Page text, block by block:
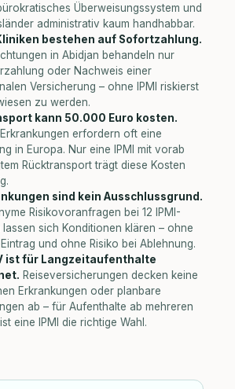
Überweisungssystem und
administrativ kaum handhabbar.
bestehen auf Sofortzahlung.
in Abidjan behandeln nur
oder Nachweis einer
Versicherung – ohne IPMI riskierst
zu werden.
kann 50.000 Euro kosten.
erfordern oft eine
in Europa. Nur eine IPMI mit vorab
Rücktransport trägt diese Kosten
sind kein Ausschlussgrund.
Risikovoranfragen bei 12 IPMI-
lassen sich Konditionen klären – ohne
und ohne Risiko bei Ablehnung.
ist für Langzeitaufenthalte
Reiseversicherungen decken keine
Erkrankungen oder planbare
ab – für Aufenthalte ab mehreren
eine IPMI die richtige Wahl.